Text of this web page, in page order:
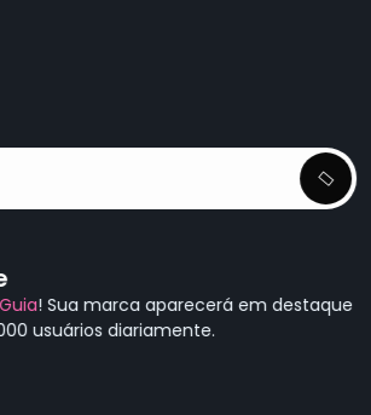
! Sua marca aparecerá em destaque
usuários diariamente.